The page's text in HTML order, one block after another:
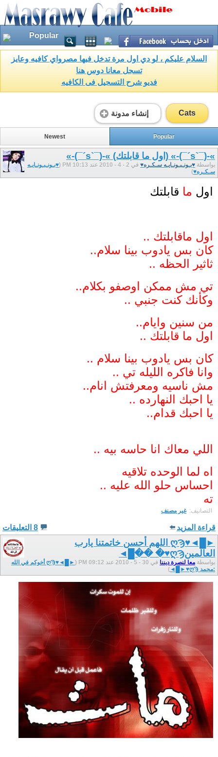
Popular
السلام عليكم ، لو دي اول مرة تدخل فيها مصرواي كافيه وعايز
تسجل معانا دوس هنا
فديو شرح التسجيل فى الكافيه
إنشاء مدونة Cats
Newest Popular
»-(¯`s´¯)-» (اول ما قابلتك) »-(¯`s´¯)-»
بواسطة ♥بـونـبـونـايـه سـكـره♥ في 2 - 4 - 2010 عند 10:13 PM (
♥بـونـبـونـايـه
سـكـره♥)
اول ما قابلتك
اول ماقابلتك ..
كان بس يادوب بينا سلام..
ثاثير الحظه ..
تي مش ممكن اوصفو بكلام..
وكأنك كنت جنبي ..
من سنين وايام..
اول ما قابلتك ..
كان بس يادوب بينا سلام ..
وانا فاكره الليله تي ..
مش ناسيه ومعرفتش انام..
يا احبك النهارده ..
يا احبك قدام..
اللي معاك انا حاسه بيه ..
اه لما الوحده تلاقيه
احساس حلو الله عليه ..
ته
التصانيف: ‏غير مصنف
8 التعليقات قراءة المزيد
►█◄♥ღϠ اللهم أحسن خاتمتنا يارب
العالمينღϠ♥� ��█◄
بواسطة معا لنصرة ديننا في 30 - 5 - 2010 عند 09:12 PM (
►█◄♥ღϠ أخوكم في الله
:محمد ღϠ♥►█◄
)